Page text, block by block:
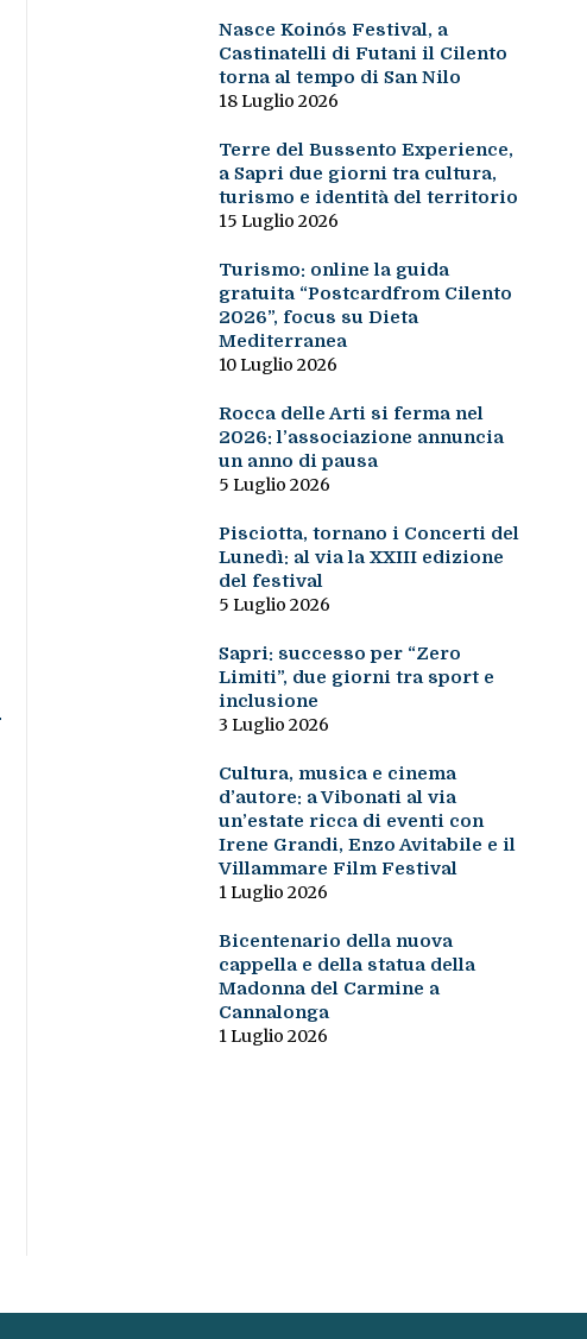
Nasce Koinós Festival, a
Castinatelli di Futani il Cilento
torna al tempo di San Nilo
18 Luglio 2026
Terre del Bussento Experience,
a Sapri due giorni tra cultura,
turismo e identità del territorio
15 Luglio 2026
Turismo: online la guida
gratuita “Postcardfrom Cilento
2026”, focus su Dieta
Mediterranea
10 Luglio 2026
Rocca delle Arti si ferma nel
2026: l’associazione annuncia
un anno di pausa
5 Luglio 2026
Pisciotta, tornano i Concerti del
Lunedì: al via la XXIII edizione
del festival
5 Luglio 2026
Sapri: successo per “Zero
Limiti”, due giorni tra sport e
inclusione
3 Luglio 2026
Cultura, musica e cinema
d’autore: a Vibonati al via
un’estate ricca di eventi con
Irene Grandi, Enzo Avitabile e il
Villammare Film Festival
1 Luglio 2026
Bicentenario della nuova
cappella e della statua della
Madonna del Carmine a
Cannalonga
1 Luglio 2026